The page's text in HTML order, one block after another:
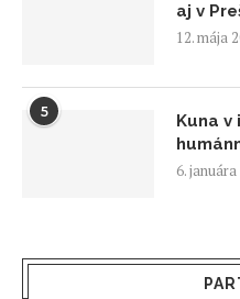
aj v
12. mája
5
Kuna v
6.